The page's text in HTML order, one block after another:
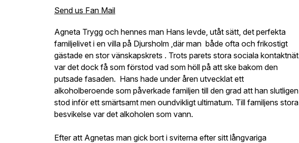
Send us Fan Mail
Agneta Trygg och hennes man Hans levde, utåt sätt, det perfekta
familjelivet i en villa på Djursholm ,där man både ofta och frikostigt
gästade en stor vänskapskrets . Trots parets stora sociala kontaktnät
var det dock få som förstod vad som höll på att ske bakom den
putsade fasaden. Hans hade under åren utvecklat ett
alkoholberoende som påverkade familjen till den grad att han slutligen
stod inför ett smärtsamt men oundvikligt ultimatum. Till familjens stora
besvikelse var det alkoholen som vann.
Efter att Agnetas man gick bort i sviterna efter sitt långvariga